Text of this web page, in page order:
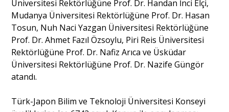
Yazarlar
Dosya Haber
Üniversitesi Rektörlüğüne Prof. Dr. Handan İnci Elçi,
Mudanya Üniversitesi Rektörlüğüne Prof. Dr. Hasan
Tosun, Nuh Naci Yazgan Üniversitesi Rektörlüğüne
Prof. Dr. Ahmet Fazıl Özsoylu, Piri Reis Üniversitesi
Rektörlüğüne Prof. Dr. Nafiz Arıca ve Üsküdar
Üniversitesi Rektörlüğüne Prof. Dr. Nazife Güngör
atandı.
Türk-Japon Bilim ve Teknoloji Üniversitesi Konseyi